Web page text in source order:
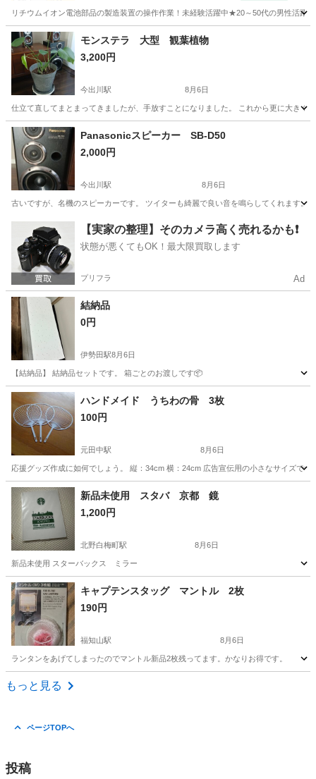
リチウムイオン電池部品の製造装置の操作作業！未経験活躍中★20～50代の男性活
兵庫 南あわじ市 その他
モンステラ 大型 観葉植物
3,200円
今出川駅 8月6日
仕立て直してまとまってきましたが、手放すことになりました。 これから更に大き
京都 京都市 その他
Panasonicスピーカー SB-D50
2,000円
今出川駅 8月6日
古いですが、名機のスピーカーです。 ツイターも綺麗で良い音を鳴らしてくれます。
今出川駅 その他 D50
【実家の整理】そのカメラ高く売れるかも❗️
状態が悪くてもOK！最大限買取します
プリフラ Ad
結納品
0円
伊勢田駅8月6日
【結納品】 結納品セットです。 箱ごとのお渡しです📦
京都 宇治市 伊勢田駅 その他
ハンドメイド うちわの骨 3枚
100円
元田中駅 8月6日
応援グッズ作成に如何でしょう。 縦：34cm 横：24cm 広告宣伝用の小さなサイズで
京都 京都市 元田中駅 その他
新品未使用 スタバ 京都 鏡
1,200円
北野白梅町駅 8月6日
新品未使用 スターバックス ミラー
京都 京都市 北野白梅町駅 その他 スタバ
キャプテンスタッグ マントル 2枚
190円
福知山駅 8月6日
ランタンをあげてしまったのでマントル新品2枚残ってます。かなりお得です。
京都 福知山市
もっと見る
ページTOPへ
投稿